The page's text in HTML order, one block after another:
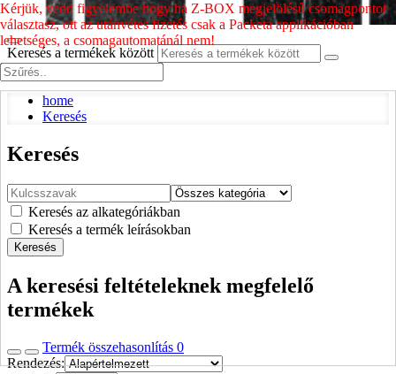
Keresés a termékek között
0Kosaram
home
Keresés
Keresés
Keresés az alkategóriákban
Keresés a termék leírásokban
Keresés
A keresési feltételeknek megfelelő
termékek
Termék összehasonlítás 0
Rendezés:
Kérjük, vedd figyelembe hogy ha Z-BOX megjelölésű csomagpontot
választasz, ott az utánvétes fizetés csak a Packeta applikációban
lehetséges, a csomagautomatánál nem!